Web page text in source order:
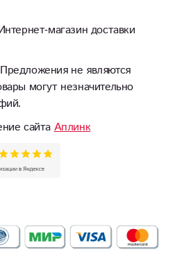
магазин доставки
не являются
могут незначительно
сайтаАплинк